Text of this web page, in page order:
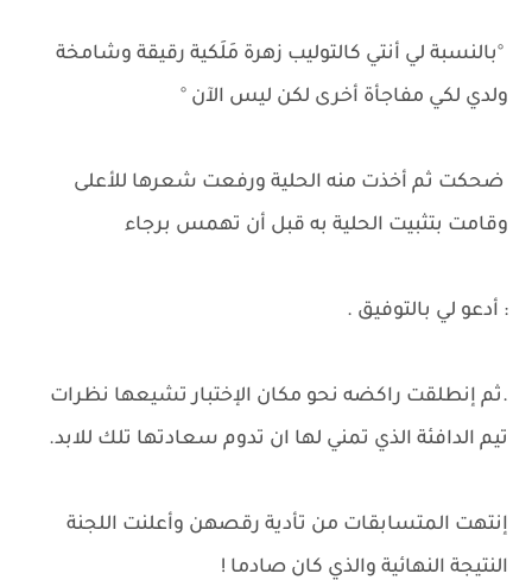
°بالنسبة لي أنتي كالتوليب زهرة مَلَكية رقيقة وشامخة
ولدي لكي مفاجأة أخرى لكن ليس الآن °
ضحكت ثم أخذت منه الحلية ورفعت شعرها للأعلى
وقامت بتثبيت الحلية به قبل أن تهمس برجاء
: أدعو لي بالتوفيق .
.ثم إنطلقت راكضه نحو مكان الإختبار تشيعها نظرات
تيم الدافئة الذي تمني لها ان تدوم سعادتها تلك للابد.
إنتهت المتسابقات من تأدية رقصهن وأعلنت اللجنة
النتيجة النهائية والذي كان صادما !